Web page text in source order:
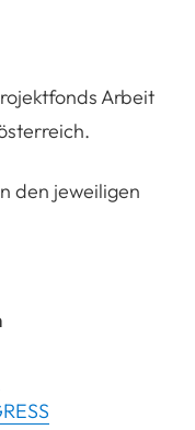
Arbeit
den jeweiligen